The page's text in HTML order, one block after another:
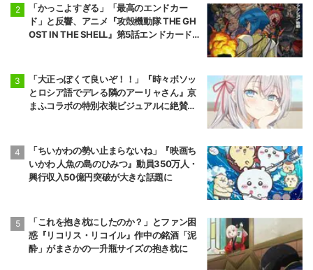
「かっこよすぎる」「最高のエンドカー
ド」と反響、アニメ『攻殻機動隊 THE GH
OST IN THE SHELL』第5話エンドカード公
「大正っぽくて良いぞ！！」『時々ボソッ
とロシア語でデレる隣のアーリャさん』京
まふコラボの特別衣装ビジュアルに絶賛の
「ちいかわの勢い止まらないね」『映画ち
いかわ 人魚の島のひみつ』動員350万人・
興行収入50億円突破が大きな話題に
「これを抱き枕にしたのか？」とファン困
惑『リコリス・リコイル』作中の銘酒「泥
酔」がまさかの一升瓶サイズの抱き枕に